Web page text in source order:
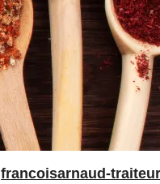
francoisarnaud-